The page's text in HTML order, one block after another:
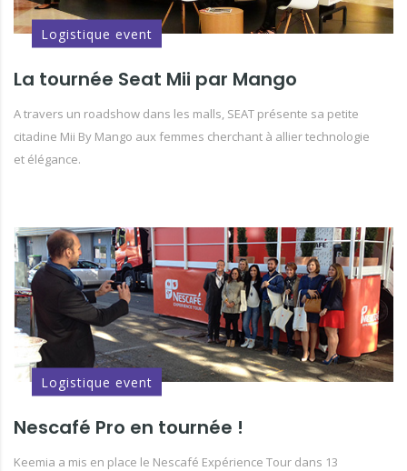
Logistique event
La tournée Seat Mii par Mango
A travers un roadshow dans les malls, SEAT présente sa petite
citadine Mii By Mango aux femmes cherchant à allier technologie
et élégance.
Logistique event
Nescafé Pro en tournée !
Keemia a mis en place le Nescafé Expérience Tour dans 13